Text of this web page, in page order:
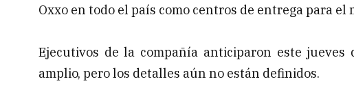
Oxxo en todo el país como centros de entrega para
Ejecutivos de la compañía anticiparon este
amplio, pero los detalles aún no están definidos.